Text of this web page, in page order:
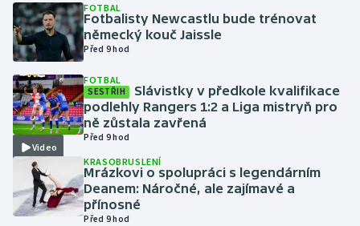
Lyže a snowboard
Moderní pětiboj
Motorsport
Olympijské hry
Parasport
Plavání
FOTBAL
Fotbalisty Newcastlu bude trénovat
německý kouč Jaissle
Před 9 hod
Video
FOTBAL
SESTŘIH
Slávistky v předkole kvalifikace
podlehly Rangers 1:2 a Liga mistryň pro
ně zůstala zavřená
Před 9 hod
KRASOBRUSLENÍ
Mrázkovi o spolupráci s legendárním
Deanem: Náročné, ale zajímavé a
přínosné
Před 9 hod